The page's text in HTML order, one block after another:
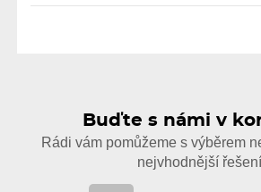
Buďte s námi v
Rádi vám pomůžeme s výběrem
nejvhodnější